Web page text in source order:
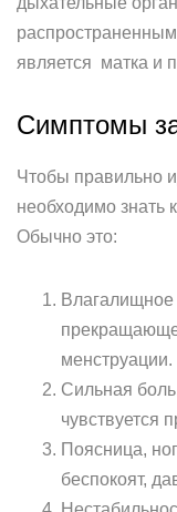
является матка и
Симптомы
Чтобы правильно
необходимо знать
Обычно это:
менструации.
Сильная
чувствуется
Поясница,
беспокоят,